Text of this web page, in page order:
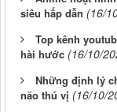
siêu hấp dẫn (16/
Top kênh
hài hước (16/10/
Những định lý
não thú vị (16/10/